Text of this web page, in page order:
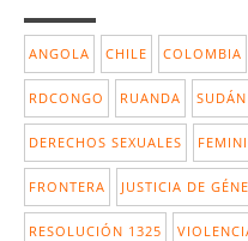
ANGOLA CHILE COLOMBIA
RDCONGO RUANDA
DERECHOS SEXUALES
FRONTERA JUSTICIA DE
RESOLUCIÓN 1325